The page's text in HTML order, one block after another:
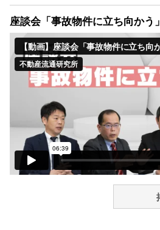
座談会「事故物件に立ち向かう」